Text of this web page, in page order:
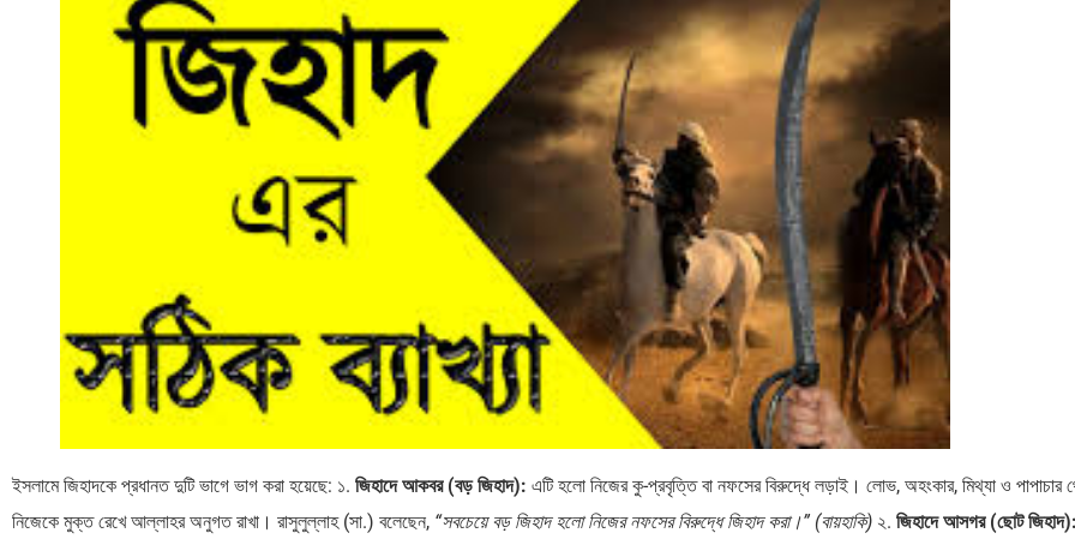
ইসলামে জিহাদকে প্রধানত দুটি ভাগে ভাগ করা হয়েছে: ১. জিহাদে আকবর (বড় জিহাদ): এটি হলো নিজের কু-প্রবৃত্তি বা নফসের বিরুদ্ধে লড়াই। লোভ, অহংকার, মিথ্যা ও পাপাচার
নিজেকে মুক্ত রেখে আল্লাহর অনুগত রাখা। রাসুলুল্লাহ (সা.) বলেছেন, “সবচেয়ে বড় জিহাদ হলো নিজের নফসের বিরুদ্ধে জিহাদ করা।” (বায়হাকি) ২. জিহাদে আসগর (ছোট জিহাদ):